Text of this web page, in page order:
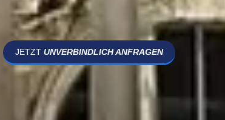
JETZT UNVERBINDLICH ANFRAGEN